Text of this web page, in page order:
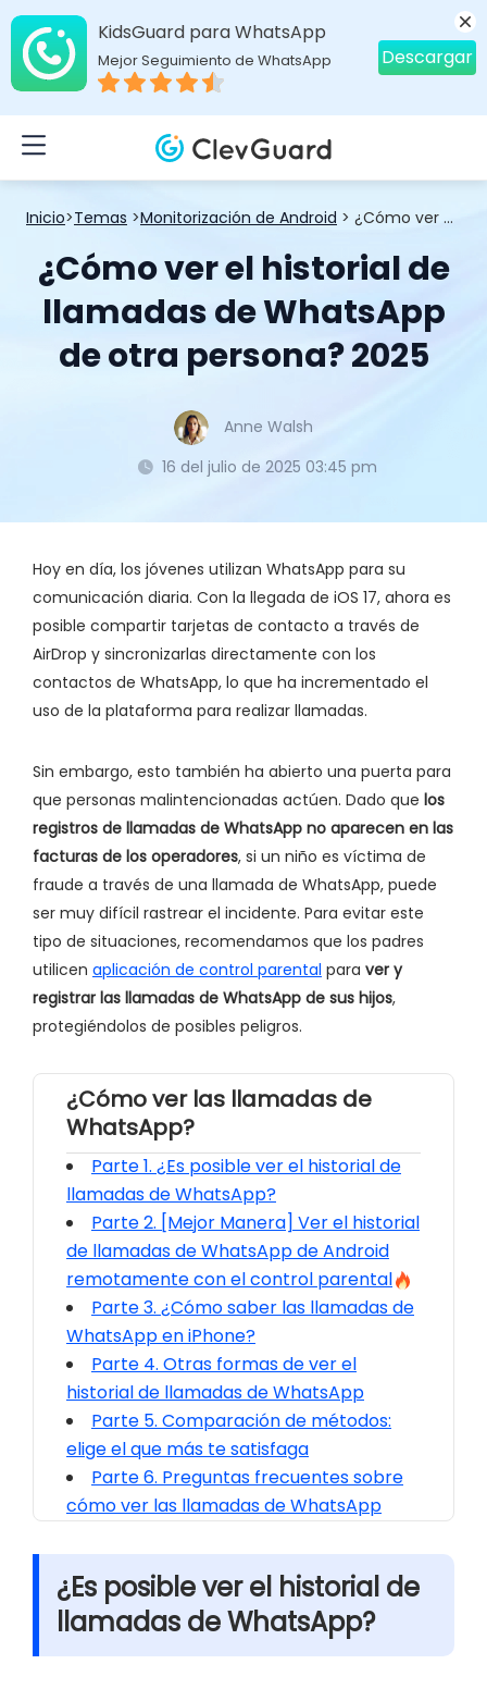
Inicio>Temas >Monitorización de Android > ¿Cómo ver el historial de llamadas de WhatsApp de otra persona? 2025
¿Cómo ver el historial de
llamadas de WhatsApp
de otra persona? 2025
Anne Walsh
16 del julio de 2025 03:45 pm
Hoy en día, los jóvenes utilizan WhatsApp para su
comunicación diaria. Con la llegada de iOS 17, ahora es
posible compartir tarjetas de contacto a través de
AirDrop y sincronizarlas directamente con los
contactos de WhatsApp, lo que ha incrementado el
uso de la plataforma para realizar llamadas.
Sin embargo, esto también ha abierto una puerta para
que personas malintencionadas actúen. Dado que los
registros de llamadas de WhatsApp no aparecen en las
facturas de los operadores, si un niño es víctima de
fraude a través de una llamada de WhatsApp, puede
ser muy difícil rastrear el incidente. Para evitar este
tipo de situaciones, recomendamos que los padres
utilicen aplicación de control parental para ver y
registrar las llamadas de WhatsApp de sus hijos,
protegiéndolos de posibles peligros.
¿Cómo ver las llamadas de
WhatsApp?
Parte 1. ¿Es posible ver el historial de
llamadas de WhatsApp?
Parte 2. [Mejor Manera] Ver el historial
de llamadas de WhatsApp de Android
remotamente con el control parental
Parte 3. ¿Cómo saber las llamadas de
WhatsApp en iPhone?
Parte 4. Otras formas de ver el
historial de llamadas de WhatsApp
Parte 5. Comparación de métodos:
elige el que más te satisfaga
Parte 6. Preguntas frecuentes sobre
cómo ver las llamadas de WhatsApp
¿Es posible ver el historial de
llamadas de WhatsApp?
KidsGuard para WhatsApp
Mejor Seguimiento de WhatsApp Descargar